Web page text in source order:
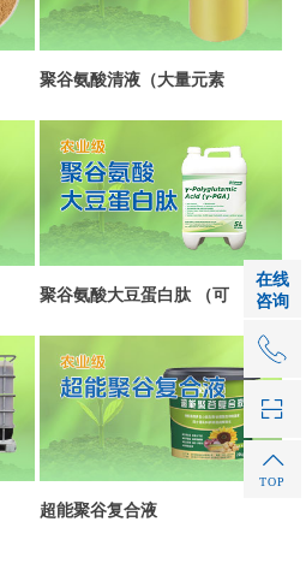
在线
咨询
TOP
聚谷氨酸清液（大量元素
聚谷氨酸大豆蛋白肽 （可
超能聚谷复合液